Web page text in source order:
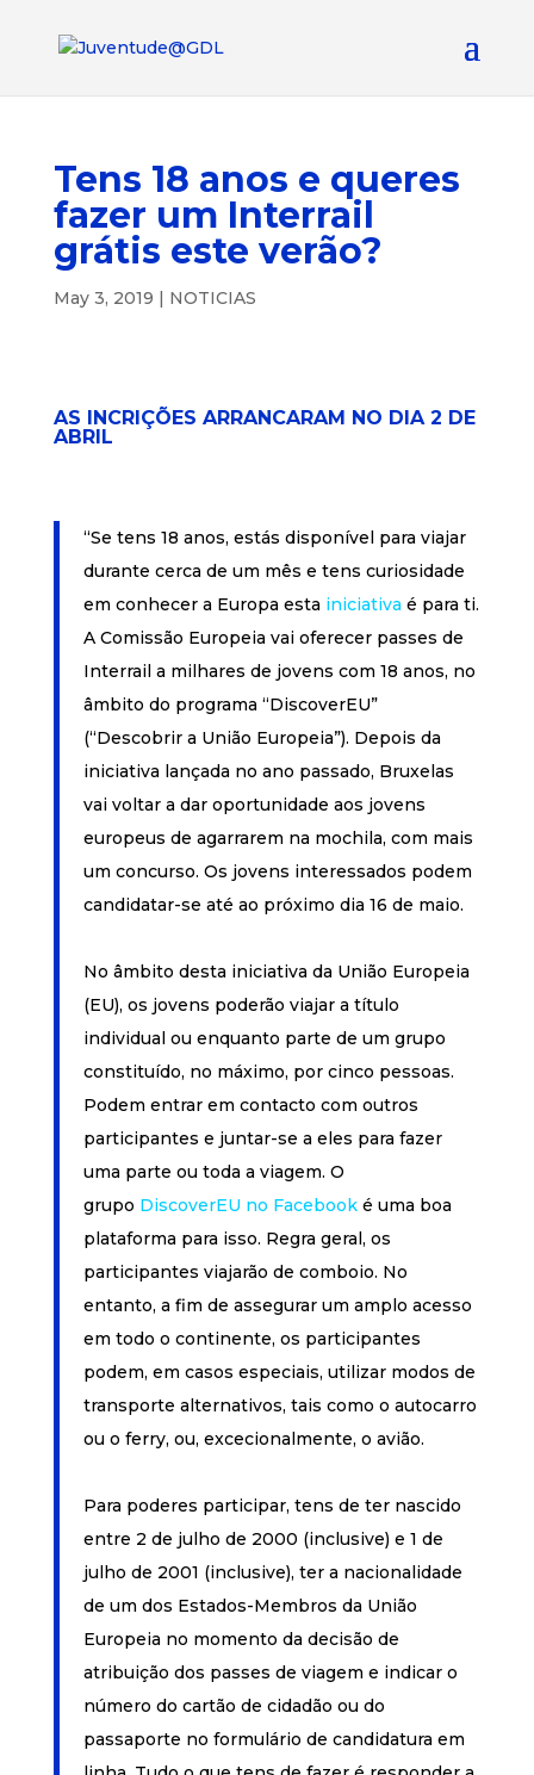
Tens 18 anos e queres
fazer um Interrail
grátis este verão?
May 3, 2019 | NOTICIAS
AS INCRIÇÕES ARRANCARAM NO DIA 2 DE
ABRIL
“Se tens 18 anos, estás disponível para viajar
durante cerca de um mês e tens curiosidade
em conhecer a Europa esta iniciativa é para ti.
A Comissão Europeia vai oferecer passes de
Interrail a milhares de jovens com 18 anos, no
âmbito do programa “DiscoverEU”
(“Descobrir a União Europeia”). Depois da
iniciativa lançada no ano passado, Bruxelas
vai voltar a dar oportunidade aos jovens
europeus de agarrarem na mochila, com mais
um concurso. Os jovens interessados podem
candidatar-se até ao próximo dia 16 de maio.
No âmbito desta iniciativa da União Europeia
(EU), os jovens poderão viajar a título
individual ou enquanto parte de um grupo
constituído, no máximo, por cinco pessoas.
Podem entrar em contacto com outros
participantes e juntar-se a eles para fazer
uma parte ou toda a viagem. O
grupo DiscoverEU no Facebook é uma boa
plataforma para isso. Regra geral, os
participantes viajarão de comboio. No
entanto, a fim de assegurar um amplo acesso
em todo o continente, os participantes
podem, em casos especiais, utilizar modos de
transporte alternativos, tais como o autocarro
ou o ferry, ou, excecionalmente, o avião.
Para poderes participar, tens de ter nascido
entre 2 de julho de 2000 (inclusive) e 1 de
julho de 2001 (inclusive), ter a nacionalidade
de um dos Estados-Membros da União
Europeia no momento da decisão de
atribuição dos passes de viagem e indicar o
número do cartão de cidadão ou do
passaporte no formulário de candidatura em